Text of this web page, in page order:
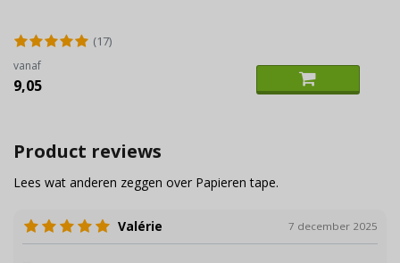
(17)
vanaf
9,05
Product reviews
Lees wat anderen zeggen over Papieren tape.
Valérie 7 december 2025